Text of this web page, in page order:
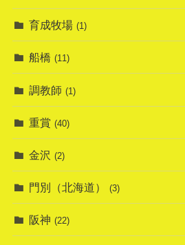
育成牧場 (1)
船橋 (11)
調教師 (1)
重賞 (40)
金沢 (2)
門別（北海道） (3)
阪神 (22)